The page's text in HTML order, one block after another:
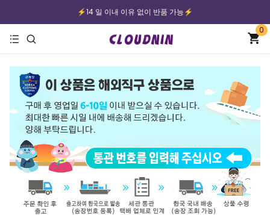
⚡️14 일 이내 이유 없이 반품 가능⚡️
⚡️무료배송｜안전한 지불⚡️
0